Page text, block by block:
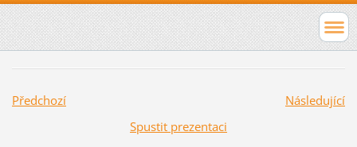
Předchozí
Následující
Spustit prezentaci